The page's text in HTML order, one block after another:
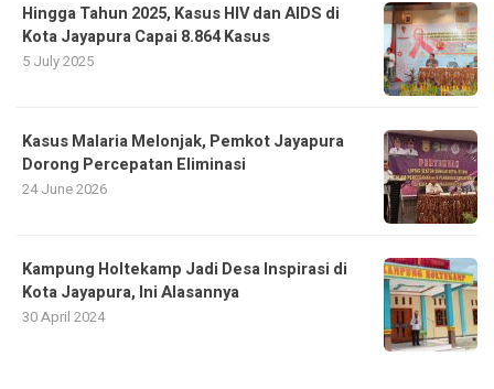
Hingga Tahun 2025, Kasus HIV dan AIDS di
Kota Jayapura Capai 8.864 Kasus
5 July 2025
Kasus Malaria Melonjak, Pemkot Jayapura
Dorong Percepatan Eliminasi
24 June 2026
Kampung Holtekamp Jadi Desa Inspirasi di
Kota Jayapura, Ini Alasannya
30 April 2024